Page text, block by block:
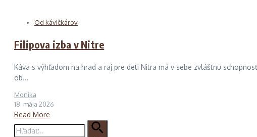
Od kávičkárov
Filipova izba v Nitre
Káva s výhľadom na hrad a raj pre deti Nitra má v sebe zvláštnu
ob...
Monika
18. mája 2026
Read More
Hľadať: